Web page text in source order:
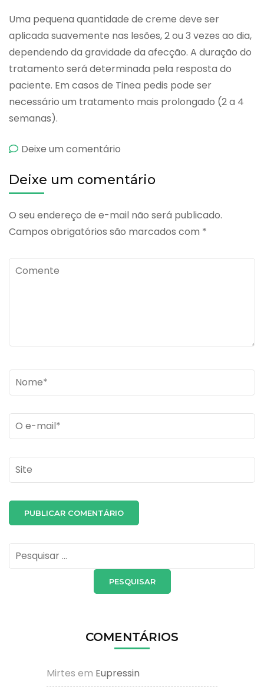
Uma pequena quantidade de creme deve ser
aplicada suavemente nas lesões, 2 ou 3 vezes ao dia,
dependendo da gravidade da afecção. A duração do
tratamento será determinada pela resposta do
paciente. Em casos de Tinea pedis pode ser
necessário um tratamento mais prolongado (2 a 4
semanas).
Deixe um comentário
Deixe um comentário
O seu endereço de e-mail não será publicado.
Campos obrigatórios são marcados com *
Comente
Name*
Email *
Site
Pesquisar
por:
COMENTÁRIOS
Mirtes em Eupressin